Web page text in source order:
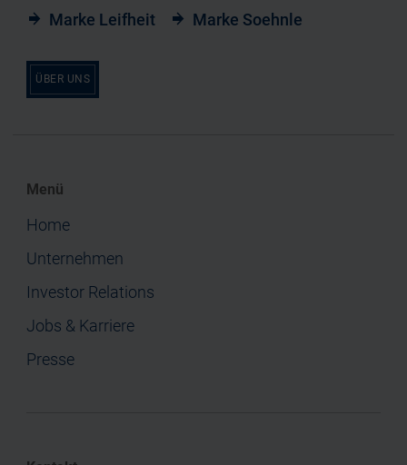
Marke Leifheit Marke Soehnle
ÜBER UNS
Menü
Home
Unternehmen
Investor Relations
Jobs & Karriere
Presse